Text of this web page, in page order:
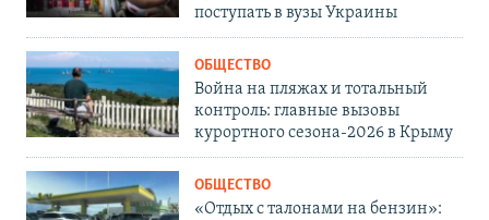
поступать в вузы Украины
ОБЩЕСТВО
Война на пляжах и тотальный
контроль: главные вызовы
курортного сезона-2026 в Крыму
ОБЩЕСТВО
«Отдых с талонами на бензин»: